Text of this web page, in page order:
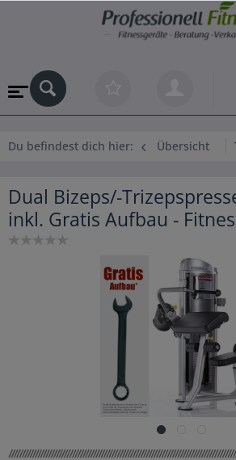
Du befindest dich hier: Übersicht
Dual Bizeps/-
inkl. Gratis Aufbau -